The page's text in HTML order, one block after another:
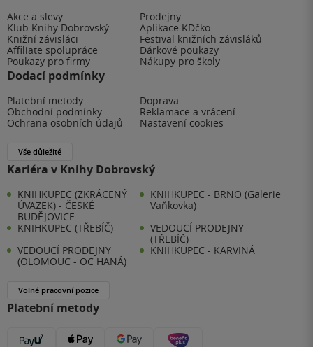
Akce a slevy
Prodejny
Klub Knihy Dobrovský
Aplikace KDčko
Knižní závisláci
Festival knižních závisláků
Affiliate spolupráce
Dárkové poukazy
Poukazy pro firmy
Nákupy pro školy
Dodací podmínky
Platební metody
Doprava
Obchodní podmínky
Reklamace a vrácení
Ochrana osobních údajů
Nastavení cookies
Vše důležité
Kariéra v Knihy Dobrovský
KNIHKUPEC (ZKRÁCENÝ
ÚVAZEK) - ČESKÉ
BUDĚJOVICE
KNIHKUPEC - BRNO (Galerie
Vaňkovka)
KNIHKUPEC (TŘEBÍČ)
VEDOUCÍ PRODEJNY
(TŘEBÍČ)
VEDOUCÍ PRODEJNY
(OLOMOUC - OC HANÁ)
KNIHKUPEC - KARVINÁ
Volné pracovní pozice
Platební metody